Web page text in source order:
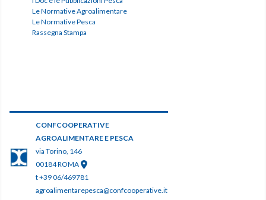
CONFCOOPERATIVE
AGROALIMENTARE E PESCA
via Torino, 146
00184 ROMA
t +39 06/469781
agroalimentarepesca@confcooperative.it
Le Normative Agroalimentare
Le Normative Pesca
Rassegna Stampa